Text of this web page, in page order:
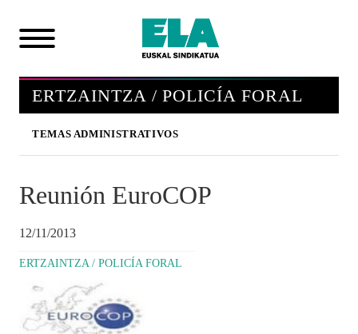
ERTZAINTZA / POLICÍA FORAL
TEMAS ADMINISTRATIVOS
Reunión EuroCOP
12/11/2013
ERTZAINTZA / POLICÍA FORAL